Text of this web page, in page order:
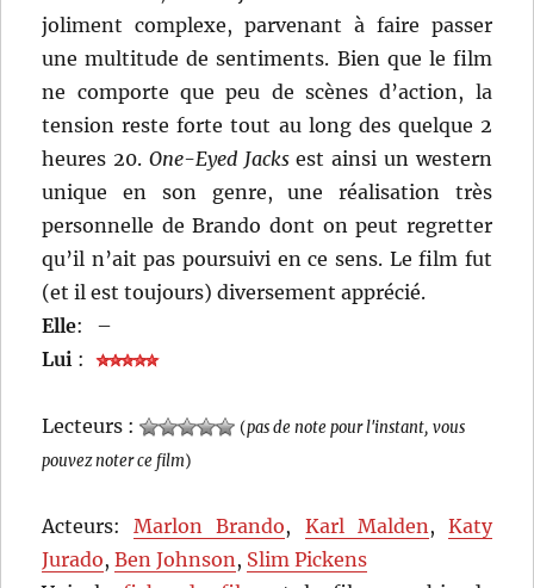
joliment complexe, parvenant à faire passer
une multitude de sentiments. Bien que le film
ne comporte que peu de scènes d’action, la
tension reste forte tout au long des quelque 2
heures 20. One-Eyed Jacksest ainsi un western
unique en son genre, une réalisation très
personnelle de Brando dont on peut regretter
qu’il n’ait pas poursuivi en ce sens. Le film fut
(et il est toujours) diversement apprécié.
Elle:
–
Lui :
Lecteurs : (pas de note pour l'instant, vous
pouvez noter ce film)
Acteurs:Marlon Brando, Karl Malden , Katy
Jurado,Ben Johnson , Slim Pickens